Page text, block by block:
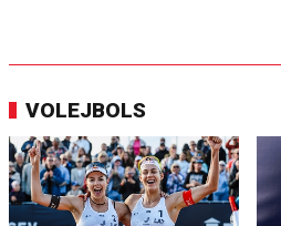
VOLEJBOLS